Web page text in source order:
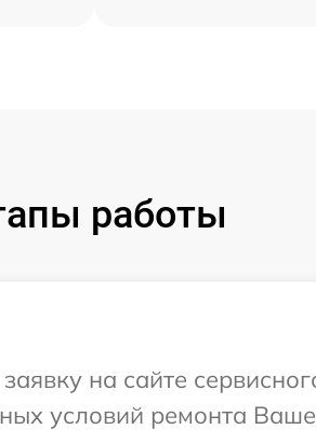
работы
на сайте
условий ремонта